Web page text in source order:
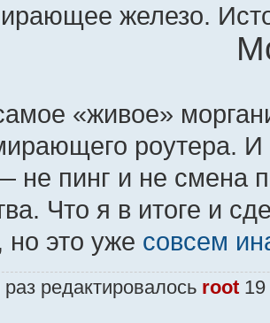
железо.
«живое»
роутера. И
не пинг и не смена
Что я в итоге и
но это уже совсем
редактировалось root